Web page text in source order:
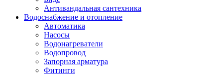
Антивандальная сантехника
Водоснабжение и отопление
Автоматика
Насосы
Водонагреватели
Водопровод
Запорная арматура
Фитинги